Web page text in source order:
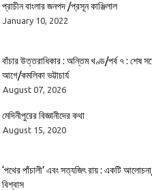
প্রাচীন বাংলার জনপদ /প্রসূন কাঞ্জিলাল
January 10, 2022
বাঁচার উত্তরাধিকার : অন্তিম খণ্ড/পর্ব ৭ : শেষ
আগে/কমলিকা ভট্টাচার্য
August 07, 2026
মেদিনীপুরের বিজ্ঞানীদের কথা
August 15, 2020
‘পথের পাঁচালী’ এবং সত্যজিৎ রায় : একটি
বিশ্বাস